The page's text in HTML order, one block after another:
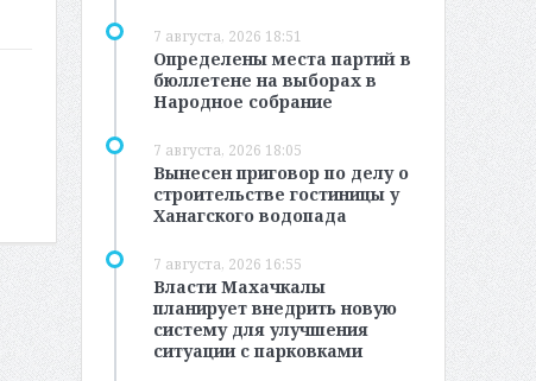
7 августа, 2026 18:51
Определены места партий в
бюллетене на выборах в
Народное собрание
7 августа, 2026 18:05
Вынесен приговор по делу о
строительстве гостиницы у
Ханагского водопада
7 августа, 2026 16:55
Власти Махачкалы
планирует внедрить новую
систему для улучшения
ситуации с парковками